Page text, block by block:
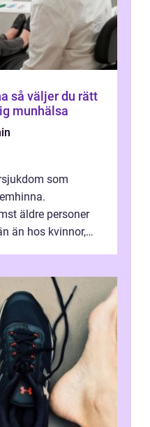
munhälsa
som
äldre personer
än hos kvinnor,